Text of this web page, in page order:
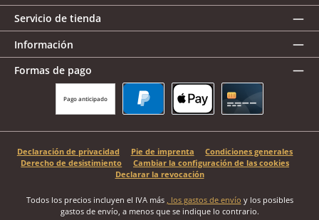
Servicio de tienda
Información
Formas de pago
Pago anticipado
Declaración de privacidad Pie de imprenta
Condiciones generales
Derecho de desistimiento
Cambiar la configuración de las cookies
Declarar la revocación
Todos los precios incluyen el IVA más , los gastos de envío y los posibles
gastos de envío, a menos que se indique lo contrario.